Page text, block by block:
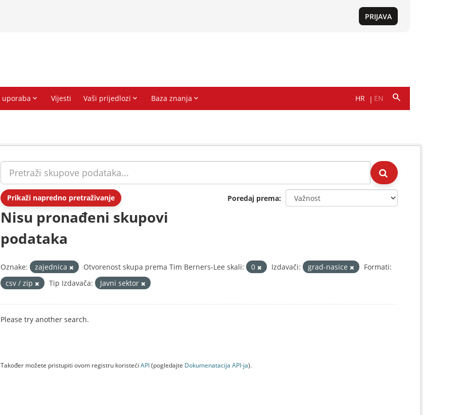
Prikaži napredno pretraživanje Poredaj prema
Nisu pronađeni skupovi
podataka
Oznake: zajednica Otvorenost skupa prema Tim Berners-Lee skali: 0 Izdavači: grad-nasice
Formati:
csv / zip
Tip Izdavača: Javni sektor
Please try another search.
Također možete pristupiti ovom registru koristeći API(pogledajte Dokumenаtаcijа API-jа).